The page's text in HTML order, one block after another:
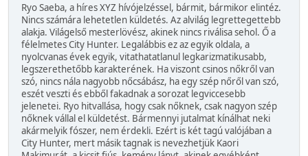
Ryo Saeba, a híres XYZ hívójelzéssel, bármit, bármikor elintéz.
Nincs számára lehetetlen küldetés. Az alvilág legrettegettebb
alakja. Világelső mesterlövész, akinek nincs riválisa sehol. Ő a
félelmetes City Hunter. Legalábbis ez az egyik oldala, a
nyolcvanas évek egyik, vitathatatlanul legkarizmatikusabb,
legszerethetőbb karakterének. Ha viszont csinos nőkről van
szó, nincs nála nagyobb nőcsábász, ha egy szép nőről van szó,
eszét veszti és ebből fakadnak a sorozat legviccesebb
jelenetei. Ryo hitvallása, hogy csak nőknek, csak nagyon szép
nőknek vállal el küldetést. Bármennyi jutalmat kínálhat neki
akármelyik fószer, nem érdekli. Ezért is két tagú valójában a
City Hunter, mert másik tagnak is nevezhetjük Kaori